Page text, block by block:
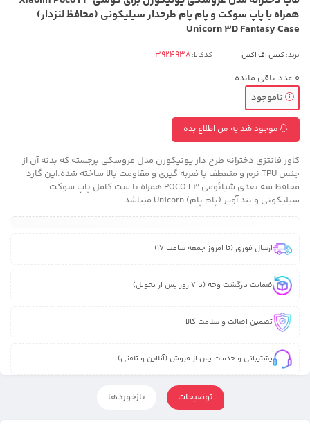
همراه با پاپ سوکت و پام پام طرحدار سیلیکونی (محافظ لنزدار)
Unicorn 3D Fantasy Case
برند: کیس اف اکس کدکالا:
0 عدد باقی مانده
ناموجود
موجود شد به من اطلاع بده
کاور فانتزی دخترانه طرح دار یونیکورن مدل عروسکی برجسته که بدنه آن از
جنس TPU نرم و منعطف با ضربه گیری و مقاومت بالا ساخته شده.این گارد
محافظ سه بعدی شیائومی POCO F3 همراه با ست کامل پاپ سوکت
سیلیکونی و بند آویز (پام پام) Unicorn میباشد.
ارسال فوری (تا امروز جمعه ساعت 17)
ضمانت بازگشت وجه (تا 7 روز پس از تحویل)
تضمین اصالت و سلامت کالا
پشتیبانی و خدمات پس از فروش (آنلاین و تلفنی)
توضیحات بازخوردها